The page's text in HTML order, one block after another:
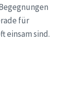
für
einsam sind.